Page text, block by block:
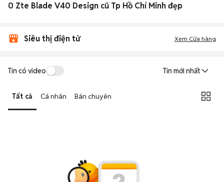
0 Zte Blade V40 Design cũ Tp Hồ Chí Minh đẹp
Siêu thị điện tử Xem Cửa hàng
Tin có video Tin mới nhất
Tất cả Cá nhân Bán chuyên